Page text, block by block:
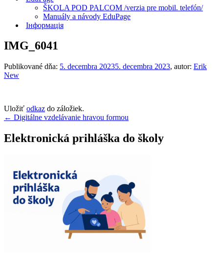
ŠKOLA POD PALCOM /verzia pre mobil. telefón/
Manuály a návody EduPage
Інформація
IMG_6041
Publikované dňa: 5. decembra 20235. decembra 2023, autor: Erik
New
Uložiť odkaz do záložiek.
Navigácia
v
článku
← Digitálne vzdelávanie hravou formou
Elektronická prihláška do školy